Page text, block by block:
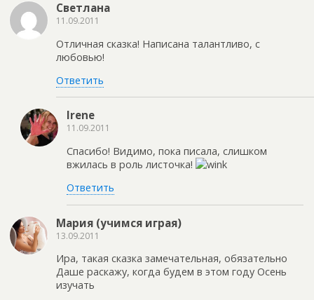
Светлана
11.09.2011
Отличная сказка! Написана талантливо, с
любовью!
Ответить
Irene
11.09.2011
Спасибо! Видимо, пока писала, слишком
вжилась в роль листочка!
Ответить
Мария (учимся играя)
13.09.2011
Ира, такая сказка замечательная, обязательно
Даше раскажу, когда будем в этом году Осень
изучать